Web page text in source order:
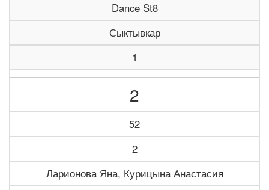
Dance St8
Сыктывкар
1
2
52
2
Ларионова Яна, Курицына Анастасия